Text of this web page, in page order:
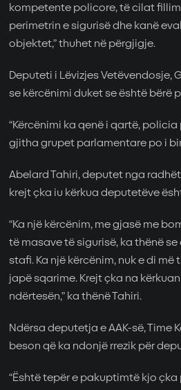
kompetente policore, të cilat
perimetrin e sigurisë dhe kanë
objektet,” thuhet në përgjigje.
Deputeti i Lëvizjes Vetëvendosje,
se kërcënimi duket se është bërë
“Kërcënimi ka qenë i qartë,
gjitha grupet parlamentare po i
Abelard Tahiri, deputet nga radhët
krejt çka iu kërkua deputetëve
“Ka një kërcënim, me gjasë me
të masave të sigurisë, ka thënë
stafi. Ka një kërcënim, nuk e di
japë sqarime. Krejt çka na
ndërtesën,” ka thënë Tahiri.
Ndërsa deputetja e AAK-së, Time
beson që ka ndonjë rrezik për
“Është tepër e pakuptimtë kjo